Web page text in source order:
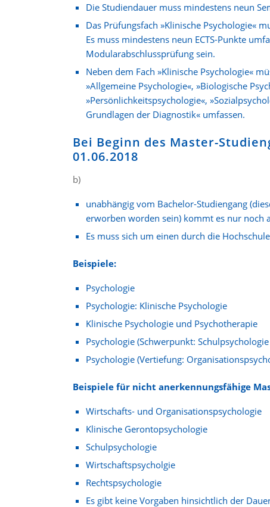
Die Studiendauer muss mindestens neun
Das Prüfungsfach »Klinische Psychologie«
Es muss mindestens neun ECTS-Punkte
Modularabschlussprüfung sein.
Neben dem Fach »Klinische Psychologie«
»Allgemeine Psychologie«, »Biologische
»Persönlichkeitspsychologie«,
Grundlagen der Diagnostik« umfassen.
Bei Beginn des Master-
01.06.2018
b)
unabhängig vom Bachelor-Studiengang
erworben worden sein) kommt es nur noch
Es muss sich um einen durch die
Beispiele:
Psychologie
Psychologie: Klinische Psychologie
Klinische Psychologie und Psychotherapie
Psychologie (Schwerpunkt: Schulpsychologie
Psychologie (Vertiefung:
Beispiele für nicht anerkennungsfähige
Wirtschafts- und Organisationspsychologie
Klinische Gerontopsychologie
Schulpsychologie
Wirtschaftspsycholgie
Rechtspsychologie
Es gibt keine Vorgaben hinsichtlich der